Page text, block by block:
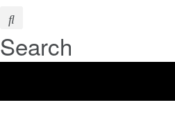
Search